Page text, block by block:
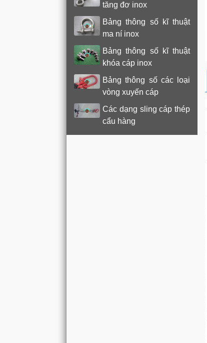
tăng đơ inox
Bảng thông số kĩ thuật
ma ní inox
Bảng thông số kĩ thuật
khóa cáp inox
Bảng thông số các loại
vòng xuyến cáp
Các dạng sling cáp thép
cẩu hàng